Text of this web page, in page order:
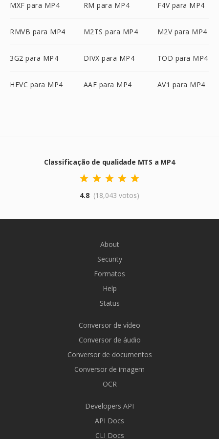
MXF para MP4 RM para MP4 F4V para MP4
RMVB para MP4 M2TS para MP4 M2V para MP4
3G2 para MP4 DIVX para MP4 TOD para MP4
HEVC para MP4 AAF para MP4 AV1 para MP4
Classificação de qualidade MTS a MP4
4.8 (18,043 votos)
About
Security
Formatos
Help
Status
Conversor de vídeo
Conversor de áudio
Conversor de documentos
Conversor de imagem
OCR
Developers API
API Docs
CLI Docs